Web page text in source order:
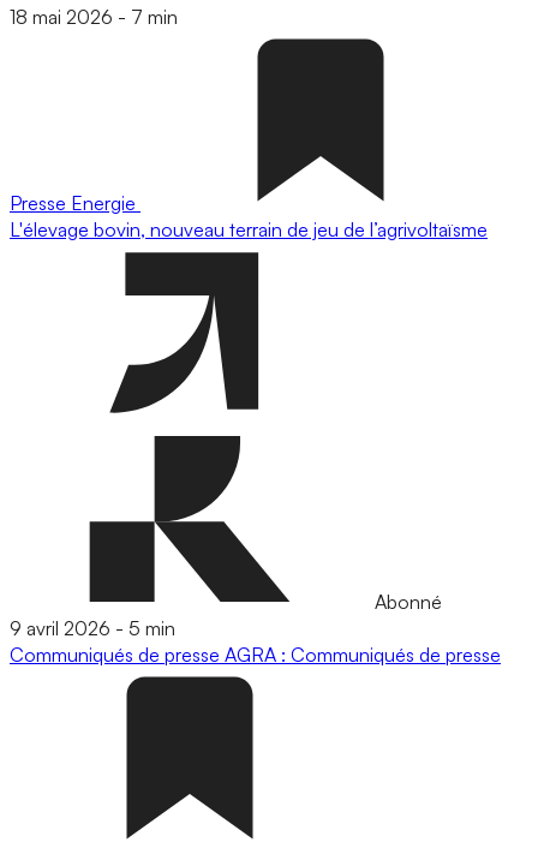
18 mai 2026 - 7 min
Presse Energie
L'élevage bovin, nouveau terrain de jeu de l’agrivoltaïsme
Abonné
9 avril 2026 - 5 min
Communiqués de presse AGRA : Communiqués de presse